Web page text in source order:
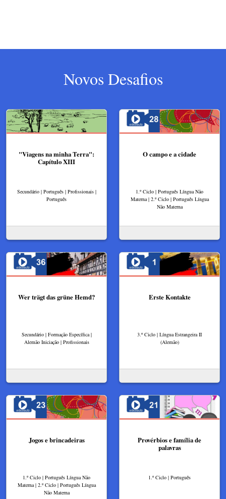
Novos Desafios
"Viagens na minha Terra":
Capítulo XIII
Secundário | Português | Profissionais |
Português
O campo e a cidade
1.º Ciclo | Português Língua Não
Materna | 2.º Ciclo | Português Língua
Não Materna
Wer trägt das grüne Hemd?
Secundário | Formação Específica |
Alemão Iniciação | Profissionais
Erste Kontakte
3.º Ciclo | Língua Estrangeira II
(Alemão)
Jogos e brincadeiras
1.º Ciclo | Português Língua Não
Materna | 2.º Ciclo | Português Língua
Não Materna
Provérbios e família de
palavras
1.º Ciclo | Português